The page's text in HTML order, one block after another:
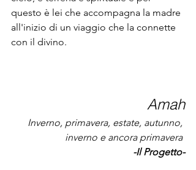
questo è lei che accompagna la madre
all'inizio di un viaggio che la connette
con il divino.
Amah
Inverno, primavera, estate, autunno,
inverno e ancora primavera
-Il Progetto-